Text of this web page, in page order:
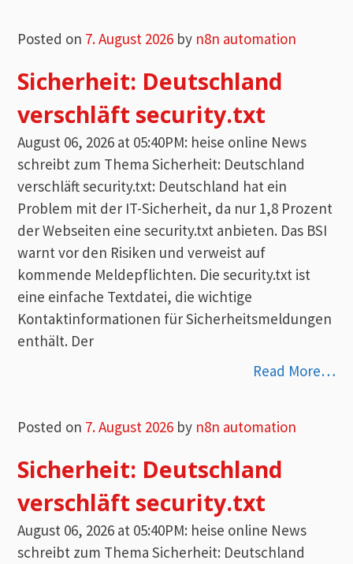
Posted on 7. August 2026 by n8n automation
Sicherheit: Deutschland
verschläft security.txt
August 06, 2026 at 05:40PM: heise online News
schreibt zum Thema Sicherheit: Deutschland
verschläft security.txt: Deutschland hat ein
Problem mit der IT-Sicherheit, da nur 1,8 Prozent
der Webseiten eine security.txt anbieten. Das BSI
warnt vor den Risiken und verweist auf
kommende Meldepflichten. Die security.txt ist
eine einfache Textdatei, die wichtige
Kontaktinformationen für Sicherheitsmeldungen
enthält. Der
Read More…
Posted on 7. August 2026 by n8n automation
Sicherheit: Deutschland
verschläft security.txt
August 06, 2026 at 05:40PM: heise online News
schreibt zum Thema Sicherheit: Deutschland